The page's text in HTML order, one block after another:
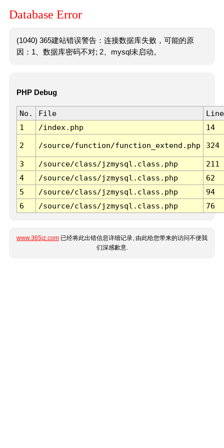
Database Error
(1040) 365建站错误警告：连接数据库失败，可能的原
因：1、数据库密码不对; 2、mysql未启动。
PHP Debug
No. File
Line
1
/index.php 14
2 /source/function/function_extend.php 324
3 /source/class/jzmysql.class.php
211
4
/source/class/jzmysql.class.php
62
5
/source/class/jzmysql.class.php
94
6
/source/class/jzmysql.class.php 76
www.365jz.com 已经将此出错信息详细记录, 由此给您带来的访问不便我
们深感歉意.